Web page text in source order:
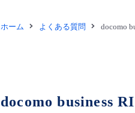
ホーム よくある質問 docomo
docomo business